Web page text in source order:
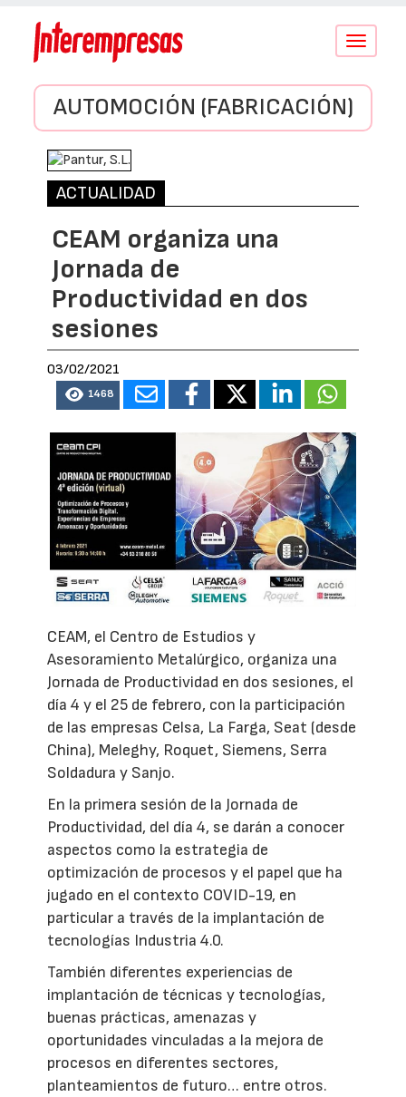
Conmutar
AUTOMOCIÓN (FABRICACIÓN)
ACTUALIDAD
CEAM organiza una
Jornada de
Productividad en dos
sesiones
03/02/2021
1468
CEAM, el Centro de Estudios y
Asesoramiento Metalúrgico, organiza una
Jornada de Productividad en dos sesiones, el
día 4 y el 25 de febrero, con la participación
de las empresas Celsa, La Farga, Seat (desde
China), Meleghy, Roquet, Siemens, Serra
Soldadura y Sanjo.
En la primera sesión de la Jornada de
Productividad, del día 4, se darán a conocer
aspectos como la estrategia de
optimización de procesos y el papel que ha
jugado en el contexto COVID-19, en
particular a través de la implantación de
tecnologías Industria 4.0.
También diferentes experiencias de
implantación de técnicas y tecnologías,
buenas prácticas, amenazas y
oportunidades vinculadas a la mejora de
procesos en diferentes sectores,
planteamientos de futuro… entre otros.